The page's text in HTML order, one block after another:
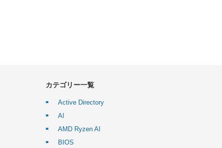
カテゴリー一覧
Active Directory
AI
AMD Ryzen AI
BIOS